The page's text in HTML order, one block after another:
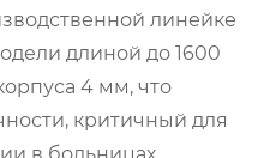
линейке
длиной до 1600
4 мм, что
критичный для
в больницах.